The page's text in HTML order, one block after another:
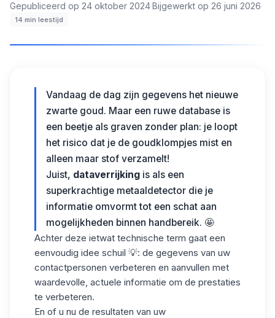
Gepubliceerd op 24 oktober 2024·Bijgewerkt op 26 juni 2026·
14 min leestijd
Vandaag de dag zijn gegevens het nieuwe
zwarte goud. Maar een ruwe database is
een beetje als graven zonder plan: je loopt
het risico dat je de goudklompjes mist en
alleen maar stof verzamelt!
Juist, dataverrijking is als een
superkrachtige metaaldetector die je
informatie omvormt tot een schat aan
mogelijkheden binnen handbereik. 🤩
Achter deze ietwat technische term gaat een
eenvoudig idee schuil 💡: de gegevens van uw
contactpersonen verbeteren en aanvullen met
waardevolle, actuele informatie om de prestaties
te verbeteren.
En of u nu de resultaten van uw